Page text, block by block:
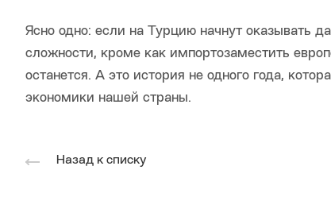
Ясно одно: если на Турцию начнут оказывать
сложности, кроме как импортозаместить
останется. А это история не одного года,
экономики нашей страны.
Назад к списку